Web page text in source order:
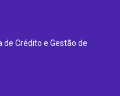
Crédito e Gestão de